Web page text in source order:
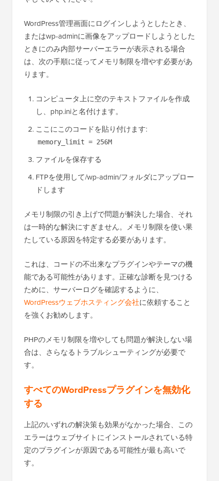
WordPress管理画面にログインしようとしたとき、
またはwp-adminに画像をアップロードしようとした
ときにのみ内部サーバーエラーが表示される場合
は、次の手順に従ってメモリ制限を増やす必要があ
ります。
コンピュータ上に空のテキストファイルを作成
し、php.iniと名付けます。
ここにこのコードを貼り付けます:
memory_limit = 256M
ファイルを保存する
FTPを使用して/wp-admin/フォルダにアップロー
ドします
メモリ制限の引き上げで問題が解決した場合、それ
は一時的な解決にすぎません。メモリ制限を使い果
たしている原因を特定する必要があります。
これは、コードの不出来なプラグインやテーマの機
能である可能性があります。正確な診断を見つける
ために、サーバーログを確認するように、
WordPressウェブホスティング会社に依頼すること
を強くお勧めします。
PHPのメモリ制限を増やしても問題が解決しない場
合は、さらなるトラブルシューティングが必要で
す。
すべてのWordPressプラグインを無効化
する
上記のいずれの解決策も効果がなかった場合、この
エラーはウェブサイトにインストールされている特
定のプラグインが原因である可能性が最も高いで
す。